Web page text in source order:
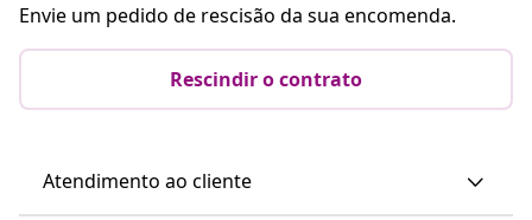
Envie um pedido de rescisão da sua encomenda.
Rescindir o contrato
Atendimento ao cliente